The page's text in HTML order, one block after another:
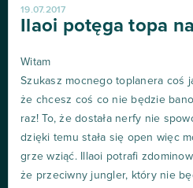
19.07.2017
Ilaoi potęga topa
Witam
Szukasz mocnego toplanera coś
że chcesz coś co nie będzie
raz! To, że dostała nerfy nie
dzięki temu stała się open więc
grze wziąć. Illaoi potrafi
że przeciwny jungler, który nie